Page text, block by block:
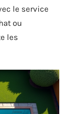
le service
ou
les